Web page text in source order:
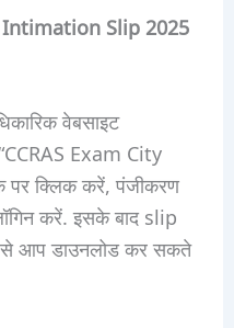
Intimation Slip 2025
वेबसाइट
Exam City
क्लिक करें, पंजीकरण
करें. इसके बाद slip
आप डाउनलोड कर सकते